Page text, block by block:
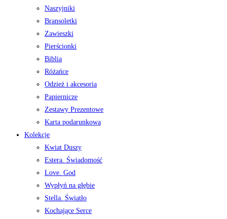
Naszyjniki
Bransoletki
Zawieszki
Pierścionki
Biblia
Różańce
Odzież i akcesoria
Papiernicze
Zestawy Prezentowe
Karta podarunkowa
Kolekcje
Kwiat Duszy
Estera. Świadomość
Love. God
Wypłyń na głębie
Stella. Światło
Kochające Serce